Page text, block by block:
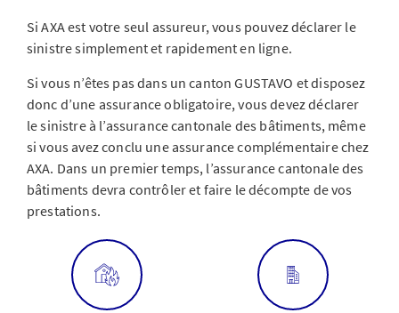
Si AXA est votre seul assureur, vous pouvez déclarer le
sinistre simplement et rapidement en ligne.
Si vous n’êtes pas dans un canton GUSTAVO et disposez
donc d’une assurance obligatoire, vous devez déclarer
le sinistre à l’assurance cantonale des bâtiments, même
si vous avez conclu une assurance complémentaire chez
AXA. Dans un premier temps, l’assurance cantonale des
bâtiments devra contrôler et faire le décompte de vos
prestations.